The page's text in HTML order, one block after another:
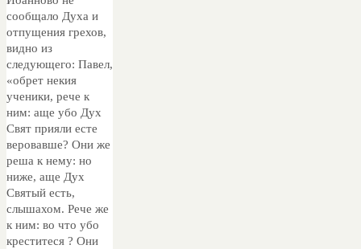
сообщало Духа и
отпущения грехов,
видно из
следующего: Павел,
«обрет некия
ученики, рече к
ним: аще убо Дух
Свят прияли есте
веровавше? Они же
реша к нему: но
ниже, аще Дух
Святый есть,
слышахом. Рече же
к ним: во что убо
креститеся ? Они